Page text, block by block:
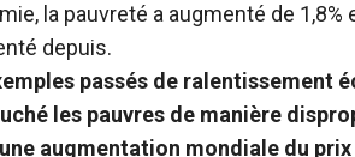
la pauvreté a augmenté de 1,8%
depuis.
passés de ralentissement
les pauvres de manière
augmentation mondiale du